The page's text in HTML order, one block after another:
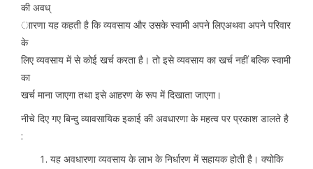
की अवध्
ाारणा यह कहती है कि व्यवसाय और उसके स्वामी अपने लिएअथवा अपने परिवार
के
लिए व्यवसाय में से कोई खर्च करता है। तो इसे व्यवसाय का खर्च नहीं बल्कि स्वामी
का
खर्च माना जाएगा तथा इसे आहरण के रूप में दिखाता जाएगा।
नीचे दिए गए बिन्दु व्यावसायिक इकाई की अवधारणा के महत्व पर प्रकाश डालते है
:
यह अवधारणा व्यवसाय के लाभ के निर्धारण में सहायक होती है। क्योकि